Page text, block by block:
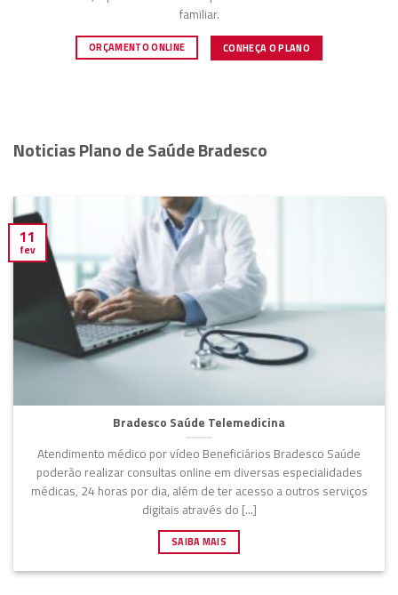
familiar.
ORÇAMENTO ONLINE CONHEÇA O PLANO
Noticias Plano de Saúde Bradesco
Bradesco Saúde Telemedicina
Atendimento médico por vídeo Beneficiários Bradesco Saúde
poderão realizar consultas online em diversas especialidades
médicas, 24 horas por dia, além de ter acesso a outros serviços
digitais através do [...]
SAIBA MAIS
11
fev